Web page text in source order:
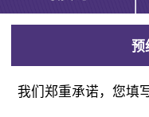
预
我们郑重承诺，您填